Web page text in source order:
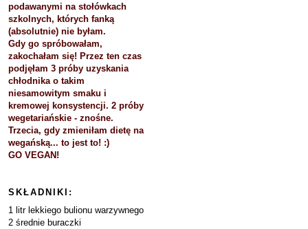
podawanymi na stołówkach
szkolnych, których fanką
(absolutnie) nie byłam.
Gdy go spróbowałam,
zakochałam się! Przez ten czas
podjęłam 3 próby uzyskania
chłodnika o takim
niesamowitym smaku i
kremowej konsystencji. 2 próby
wegetariańskie - znośne.
Trzecia, gdy zmieniłam dietę na
wegańską... to jest to! :)
GO VEGAN!
SKŁADNIKI:
1 litr lekkiego bulionu warzywnego
2 średnie buraczki